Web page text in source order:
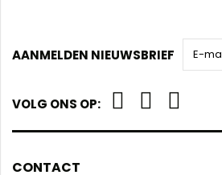
AANMELDEN NIEUWSBRIEF
VOLG ONS OP:
CONTACT